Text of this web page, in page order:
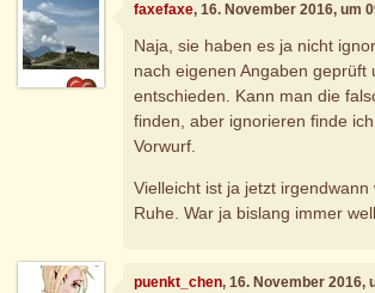
faxefaxe, 16. November 2016, um
Naja, sie haben es ja nicht
nach eigenen Angaben geprüft
entschieden. Kann man die
finden, aber ignorieren finde
Vorwurf.
Vielleicht ist ja jetzt irgendwann
Ruhe. War ja bislang immer
puenkt_chen, 16. November 2016,